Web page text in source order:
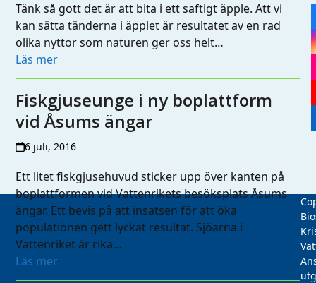
Tänk så gott det är att bita i ett saftigt äpple. Att vi
kan sätta tänderna i äpplet är resultatet av en rad
olika nyttor som naturen ger oss helt…
Läs mer
Fiskgjuseunge i ny boplattform
vid Åsums ängar
6 juli, 2016
Ett litet fiskgjusehuvud sticker upp över kanten på
boplattformen vid Vattenrikets besöksplats Åsums
ängar. Ett bevis på att insatsen för att öka
populationen gett lyckat resultat. Sjöarna i
Vattenriket är rika…
Läs mer